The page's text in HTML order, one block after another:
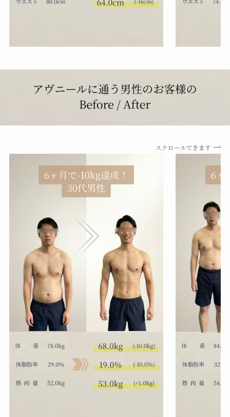
スクロールできます